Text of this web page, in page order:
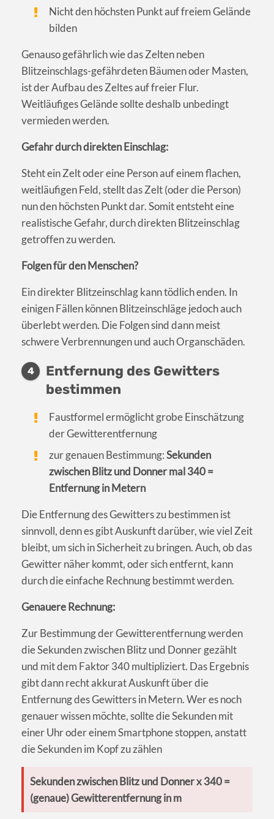
Nicht den höchsten Punkt auf freiem Gelände
bilden
Genauso gefährlich wie das Zelten neben
Blitzeinschlags-gefährdeten Bäumen oder Masten,
ist der Aufbau des Zeltes auf freier Flur.
Weitläufiges Gelände sollte deshalb unbedingt
vermieden werden.
Gefahr durch direkten Einschlag:
Steht ein Zelt oder eine Person auf einem flachen,
weitläufigen Feld, stellt das Zelt (oder die Person)
nun den höchsten Punkt dar. Somit entsteht eine
realistische Gefahr, durch direkten Blitzeinschlag
getroffen zu werden.
Folgen für den Menschen?
Ein direkter Blitzeinschlag kann tödlich enden. In
einigen Fällen können Blitzeinschläge jedoch auch
überlebt werden. Die Folgen sind dann meist
schwere Verbrennungen und auch Organschäden.
4
Entfernung des Gewitters
bestimmen
Faustformel ermöglicht grobe Einschätzung
der Gewitterentfernung
zur genauen Bestimmung:Sekunden
zwischen Blitz und Donner mal 340 =
Entfernung in Metern
Die Entfernung des Gewitters zu bestimmen ist
sinnvoll, denn es gibt Auskunft darüber, wie viel Zeit
bleibt, um sich in Sicherheit zu bringen. Auch, ob das
Gewitter näher kommt, oder sich entfernt, kann
durch die einfache Rechnung bestimmt werden.
Genauere Rechnung:
Zur Bestimmung der Gewitterentfernung werden
die Sekunden zwischen Blitz und Donner gezählt
und mit dem Faktor 340 multipliziert. Das Ergebnis
gibt dann recht akkurat Auskunft über die
Entfernung des Gewitters in Metern. Wer es noch
genauer wissen möchte, sollte die Sekunden mit
einer Uhr oder einem Smartphone stoppen, anstatt
die Sekunden im Kopf zu zählen
Sekunden zwischen Blitz und Donner x 340 =
(genaue) Gewitterentfernung in m